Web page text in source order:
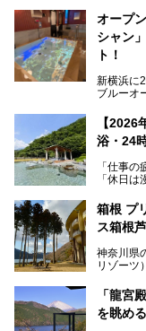
す。サウ
ペースの
常の疲れ
は必見で
オープ
シャン
ト！
新横浜に
ブルーオ
的な“没
今回は
を見学
サウナ室
リのビー
内の様子
【
浴・24
「仕事
「休日
たい」
そんな「
神奈川県
など、“
う」と
そこで今
箱根 プ
ス箱根
神奈川県
リゾーツ
「箱根
「ザ・
プ（旗艦
「龍宮
を眺め